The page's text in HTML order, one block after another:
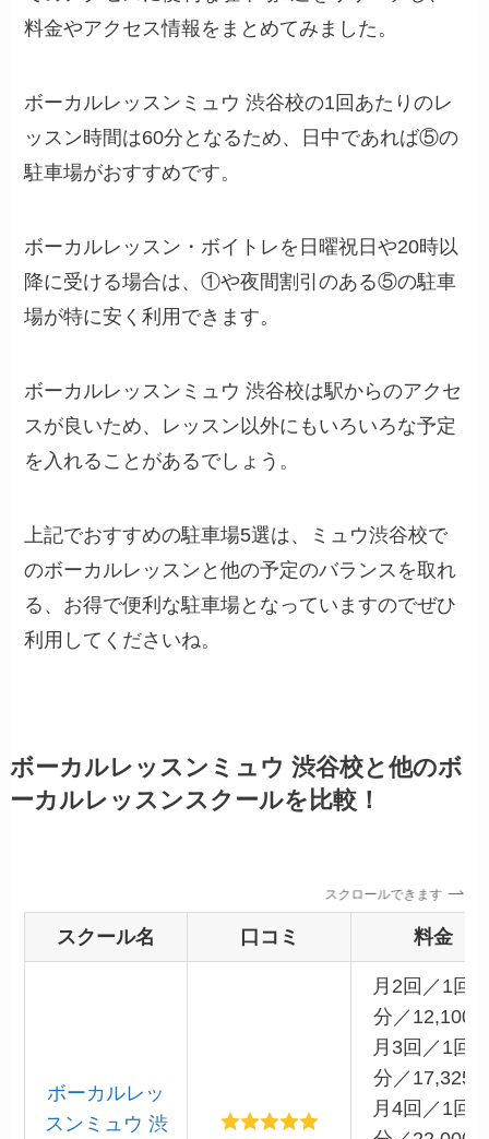
料金やアクセス情報をまとめてみました。
ボーカルレッスンミュウ 渋谷校の1回あたりのレ
ッスン時間は60分となるため、日中であれば⑤の
駐車場がおすすめです。
ボーカルレッスン・ボイトレを日曜祝日や20時以
降に受ける場合は、①や夜間割引のある⑤の駐車
場が特に安く利用できます。
ボーカルレッスンミュウ 渋谷校は駅からのアクセ
スが良いため、レッスン以外にもいろいろな予定
を入れることがあるでしょう。
上記でおすすめの駐車場5選は、ミュウ渋谷校で
のボーカルレッスンと他の予定のバランスを取れ
る、お得で便利な駐車場となっていますのでぜひ
利用してくださいね。
ボーカルレッスンミュウ 渋谷校と他のボ
ーカルレッスンスクールを比較！
スクロールできます
スクール名 口コミ 料金
ボーカルレッ
スンミュウ 渋
月2回／1回
分／12,100
月3回／1回
分／17,325
月4回／1回